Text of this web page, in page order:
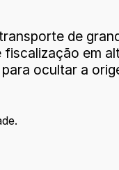
de
em
ocultar a